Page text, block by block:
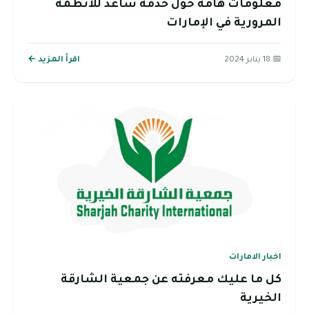
معلومات هامة حول خدمة ساعد للأنظمة
المرورية في الإمارات
📅 18 يناير 2024 اقرأ المزيد ←
اخبار الامارات
كل ما عليك معرفته عن جمعية الشارقة
الخيرية